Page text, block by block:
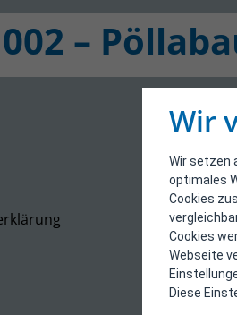
Wir
Wir setzen
optimales
Cookies
Cookies
Webseite
Diese
–